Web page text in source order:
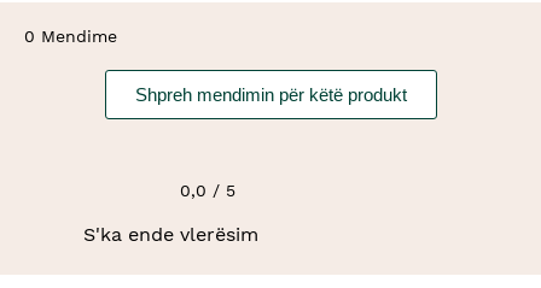
0 Mendime
Shpreh mendimin për këtë produkt
0,0 / 5
S'ka ende vlerësim